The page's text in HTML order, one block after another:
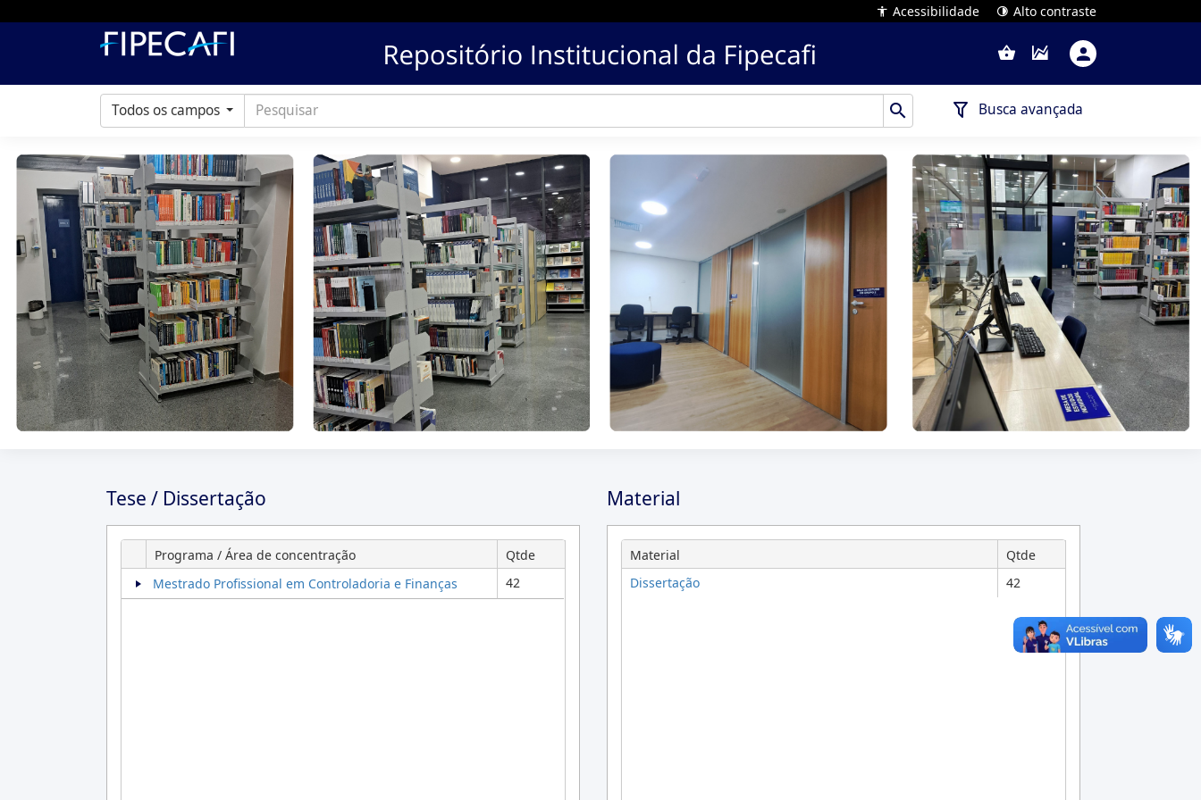
Acessibilidade Alto contraste
Todos os campos Busca avançada
Tese / Dissertação
Programa / Área de concentração
Qtde
Mestrado Profissional em Controladoria e Finanças
42
Material
Material
Qtde
Dissertação
42